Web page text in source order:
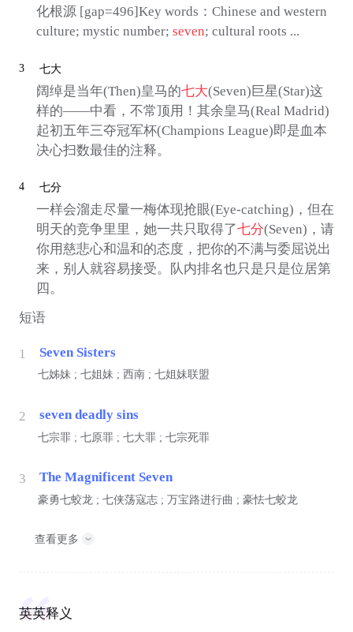
化根源 [gap=496]Key words：Chinese and western
culture; mystic number; seven; cultural roots ...
3 七大
阔绰是当年(Then)皇马的七大(Seven)巨星(Star)这
样的——中看，不常顶用！其余皇马(Real Madrid)
起初五年三夺冠军杯(Champions League)即是血本
决心扫数最佳的注释。
4 七分
一样会溜走尽量一梅体现抢眼(Eye-catching)，但在
明天的竞争里里，她一共只取得了七分(Seven)，请
你用慈悲心和温和的态度，把你的不满与委屈说出
来，别人就容易接受。队内排名也只是只是位居第
四。
短语
1 Seven Sisters
七姊妹 ; 七姐妹 ; 西南 ; 七姐妹联盟
2 seven deadly sins
七宗罪 ; 七原罪 ; 七大罪 ; 七宗死罪
3 The Magnificent Seven
豪勇七蛟龙 ; 七侠荡寇志 ; 万宝路进行曲 ; 豪怯七蛟龙
查看更多
英英释义